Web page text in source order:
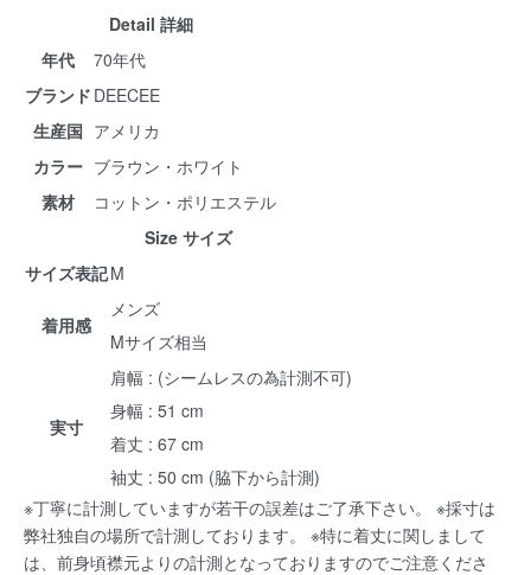
Detail 詳細
年代
70年代
ブランド DEECEE
生産国 アメリカ
カラー ブラウン・ホワイト
素材
コットン・ポリエステル
Size サイズ
サイズ表記M
着用感
メンズ
Mサイズ相当
実寸
肩幅 : (シームレスの為計測不可)
身幅 : 51 cm
着丈 : 67 cm
袖丈 : 50 cm (脇下から計測)
※丁寧に計測していますが若干の誤差はご了承下さい。 ※採寸は
弊社独自の場所で計測しております。 ※特に着丈に関しまして
は、前身頃襟元よりの計測となっておりますのでご注意くださ